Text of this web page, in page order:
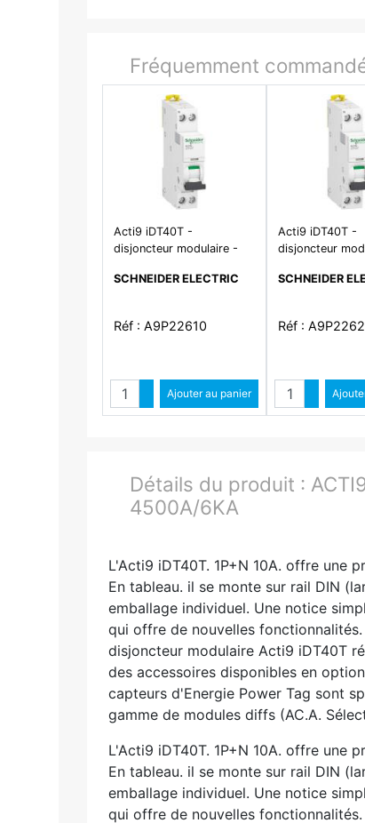
Fréquemment
Acti9 iDT40T -
disjoncteur modulaire -
4500A/6kA
SCHNEIDER ELECTRIC
Réf : A9P22610
Quantité
Augmenter quantité
Diminuer quantité
Ajouter au panier
Acti9 iDT40T -
disjoncteur
4500A/6kA
SCHNEIDER
Réf :
Diminuer
Détails du produit :
4500A/6KA
L'Acti9 iDT40T. 1P+N 10A. offre une
En tableau. il se monte sur rail DIN
emballage individuel. Une notice
qui offre de nouvelles
disjoncteur modulaire Acti9 iDT40T
des accessoires disponibles en
capteurs d'Energie Power Tag sont
gamme de modules diffs (AC.A.
L'Acti9 iDT40T. 1P+N 10A. offre une
En tableau. il se monte sur rail DIN
emballage individuel. Une notice
qui offre de nouvelles